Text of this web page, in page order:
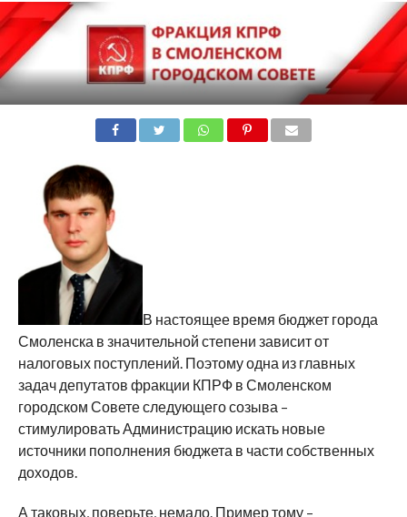
В настоящее время бюджет города
Смоленска в значительной степени зависит от
налоговых поступлений. Поэтому одна из главных
задач депутатов фракции КПРФ в Смоленском
городском Совете следующего созыва –
стимулировать Администрацию искать новые
источники пополнения бюджета в части собственных
доходов.
А таковых, поверьте, немало. Пример тому –